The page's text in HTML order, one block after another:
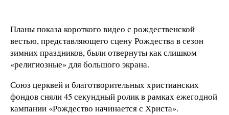
Планы показа короткого видео с рождественской
вестью, представляющего сцену Рождества в сезон
зимних праздников, были отвернуты как слишком
«религиозные» для большого экрана.
Союз церквей и благотворительных христианских
фондов сняли 45 секундный ролик в рамках ежегодной
кампании «Рождество начинается с Христа».